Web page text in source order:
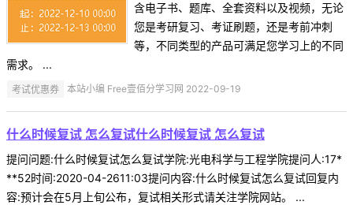
含电子书、题库、全套资料以及视频，无论
您是考研复习、考证刷题，还是考前冲刺
等，不同类型的产品可满足您学习上的不同
需求。 ...
考试优惠券 本站小编 Free壹佰分学习网 2022-09-19
什么时候复试 怎么复试什么时候复试 怎么复试
提问问题:什么时候复试怎么复试学院:光电科学与工程学院提问人:17*
**52时间:2020-04-2611:03提问内容:什么时候复试怎么复试回复内
容:预计会在5月上旬公布，复试相关形式请关注学院网站。 ...